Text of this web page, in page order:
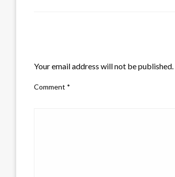
Your email address will not be published.
Comment *